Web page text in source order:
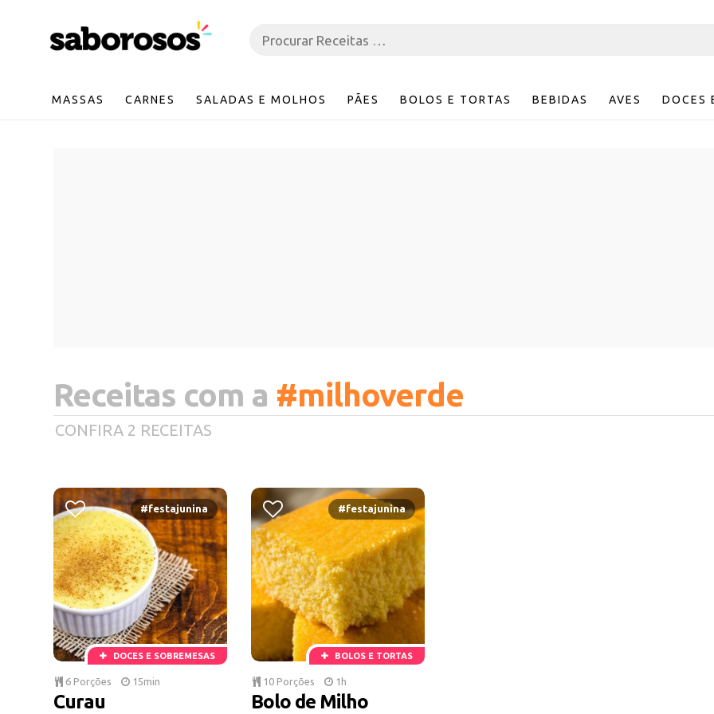
MASSAS CARNES SALADAS E MOLHOS PÃES BOLOS E TORTAS BEBIDAS AVES DOCES
Receitas com a #milhoverde
CONFIRA 2 RECEITAS
#festajunina
DOCES E SOBREMESAS
6 Porções 15min
Curau
#festajunina
BOLOS E TORTAS
10 Porções 1h
Bolo de Milho